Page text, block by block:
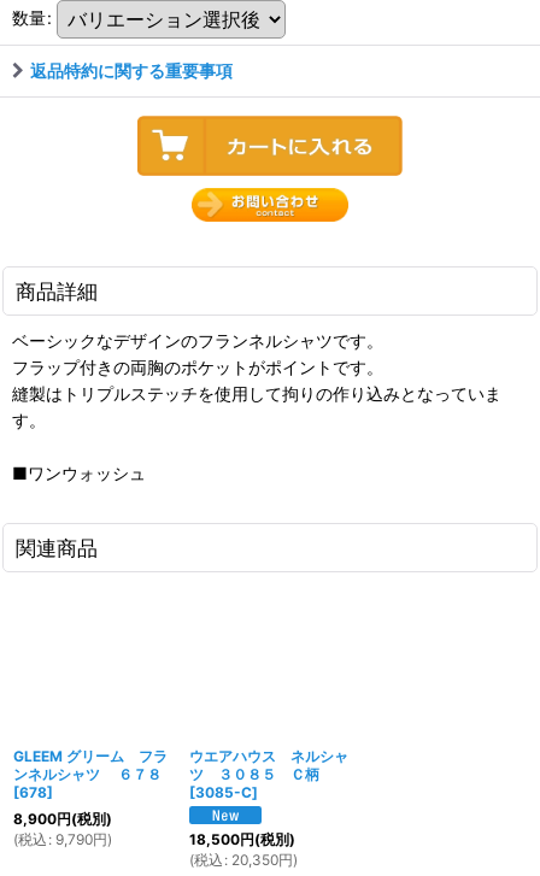
数量:
返品特約に関する重要事項
商品詳細
ベーシックなデザインのフランネルシャツです。
フラップ付きの両胸のポケットがポイントです。
縫製はトリプルステッチを使用して拘りの作り込みとなっていま
す。
■ワンウォッシュ
関連商品
GLEEM グリーム フラ
ンネルシャツ ６７８
[678]
8,900円(税別)
(税込 : 9,790円)
ウエアハウス ネルシャ
ツ ３０８５ Ｃ柄
[3085-C]
18,500円(税別)
(税込 : 20,350円)